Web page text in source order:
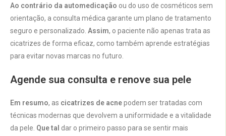
Ao contrário da automedicação ou do uso de cosméticos sem
orientação, a consulta médica garante um plano de tratamento
seguro e personalizado. Assim, o paciente não apenas trata as
cicatrizes de forma eficaz, como também aprende estratégias
para evitar novas marcas no futuro.
Agende sua consulta e renove sua pele
Em resumo, as cicatrizes de acnepodem ser tratadas com
técnicas modernas que devolvem a uniformidade e a vitalidade
da pele. Que tal dar o primeiro passo para se sentir mais